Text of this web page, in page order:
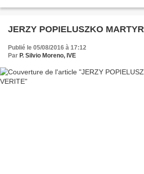
JERZY POPIELUSZKO
Publié le 05/08/2016 à 17:12
Par P. Silvio Moreno, IVE